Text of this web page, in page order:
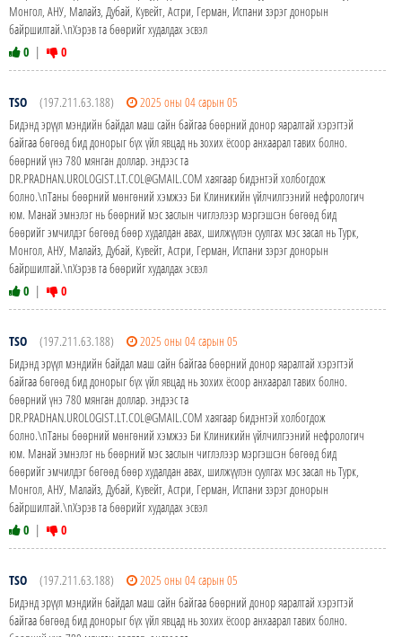
Монгол, АНУ, Малайз, Дубай, Кувейт, Астри, Герман, Испани зэрэг донорын
байршилтай.\nХэрэв та бөөрийг худалдах эсвэл
0 | 0
TSO (197.211.63.188)
2025 оны 04 сарын 05
Бидэнд эрүүл мэндийн байдал маш сайн байгаа бөөрний донор яаралтай хэрэгтэй
байгаа бөгөөд бид донорыг бүх үйл явцад нь зохих ёсоор анхаарал тавих болно.
бөөрний үнэ 780 мянган доллар. эндээс та
DR.PRADHAN.UROLOGIST.LT.COL@GMAIL.COM хаягаар бидэнтэй холбогдож
болно.\nТаны бөөрний мөнгөний хэмжээ Би Клиникийн үйлчилгээний нефрологич
юм. Манай эмнэлэг нь бөөрний мэс заслын чиглэлээр мэргэшсэн бөгөөд бид
бөөрийг эмчилдэг бөгөөд бөөр худалдан авах, шилжүүлэн суулгах мэс засал нь Турк,
Монгол, АНУ, Малайз, Дубай, Кувейт, Астри, Герман, Испани зэрэг донорын
байршилтай.\nХэрэв та бөөрийг худалдах эсвэл
0 | 0
TSO (197.211.63.188)
2025 оны 04 сарын 05
Бидэнд эрүүл мэндийн байдал маш сайн байгаа бөөрний донор яаралтай хэрэгтэй
байгаа бөгөөд бид донорыг бүх үйл явцад нь зохих ёсоор анхаарал тавих болно.
бөөрний үнэ 780 мянган доллар. эндээс та
DR.PRADHAN.UROLOGIST.LT.COL@GMAIL.COM хаягаар бидэнтэй холбогдож
болно.\nТаны бөөрний мөнгөний хэмжээ Би Клиникийн үйлчилгээний нефрологич
юм. Манай эмнэлэг нь бөөрний мэс заслын чиглэлээр мэргэшсэн бөгөөд бид
бөөрийг эмчилдэг бөгөөд бөөр худалдан авах, шилжүүлэн суулгах мэс засал нь Турк,
Монгол, АНУ, Малайз, Дубай, Кувейт, Астри, Герман, Испани зэрэг донорын
байршилтай.\nХэрэв та бөөрийг худалдах эсвэл
0 | 0
TSO (197.211.63.188)
2025 оны 04 сарын 05
Бидэнд эрүүл мэндийн байдал маш сайн байгаа бөөрний донор яаралтай хэрэгтэй
байгаа бөгөөд бид донорыг бүх үйл явцад нь зохих ёсоор анхаарал тавих болно.